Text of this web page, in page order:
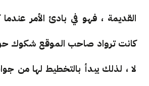
القديمة ، فهو في بادئ الأمر
كانت ترواد صاحب الموقع شكوك
لا ، لذلك يبدأ بالتخطيط لها من